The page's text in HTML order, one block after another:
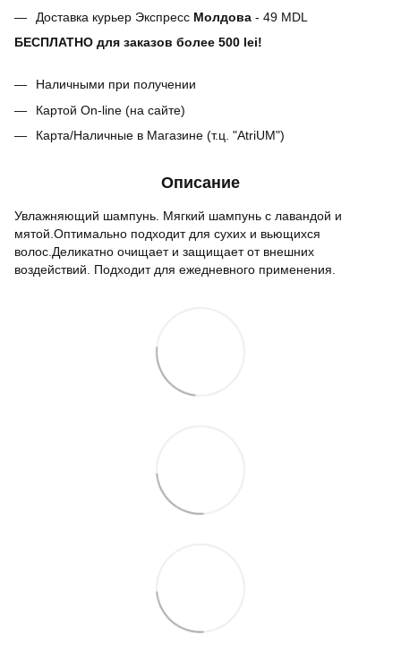
Доставка курьер Экспресс Молдова - 49 MDL
БЕСПЛАТНО для заказов более 500 lei!
Наличными при получении
Картой On-line (на сайте)
Карта/Наличные в Магазине (т.ц. "AtriUM")
Описание
Увлажняющий шампунь. Мягкий шампунь с лавандой и
мятой.Оптимально подходит для сухих и вьющихся
волос.Деликатно очищает и защищает от внешних
воздействий. Подходит для ежедневного применения.